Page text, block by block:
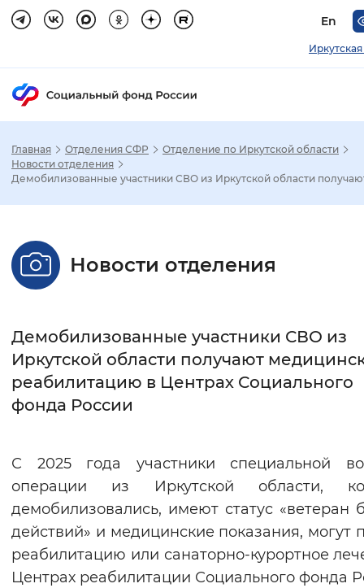
En
Настройка режима отображения
Стандартный Увеличенный
Без засечек
Интервал между буквами
Цвет сайта
Монохромный Инверсивный
Синий фон
Изображения
Главная Отделения СФР
Отделение по Иркутской области
Новости отделения
Демобилизованные участники СВО из Иркутской области
Новости отделения
Демобилизованные участники СВО из
Иркутской области получают
реабилитацию в Центрах Социального
фонда России
С 2025 года участники специальной
операции из Иркутской области,
демобилизовались, имеют статус «ветеран
действий» и медицинские показания, могут
реабилитацию или санаторно-курортное
Центрах реабилитации Социального фонда